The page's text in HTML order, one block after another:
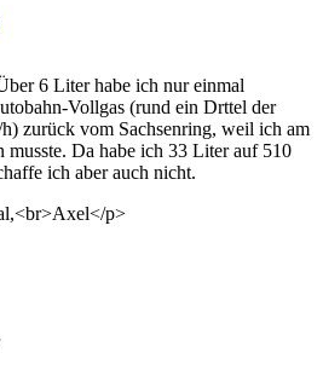
6 Liter habe ich nur einmal
Vollgas (rund ein Drttel der
zurück vom Sachsenring, weil ich am
musste. Da habe ich 33 Liter auf 510
ich aber auch nicht.
p>